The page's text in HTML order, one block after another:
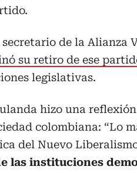
de la Alianza
su retiro de ese
legislativas.
hizo una
colombiana: “Lo
del Nuevo
las instituciones